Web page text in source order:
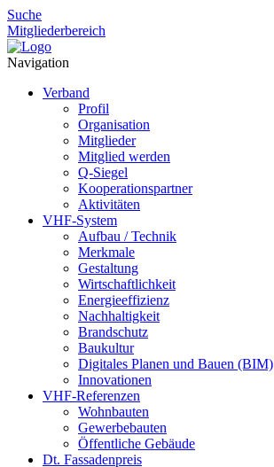
Suche
Mitgliederbereich
Navigation
Verband
Profil
Organisation
Mitglieder
Mitglied werden
Q-Siegel
Kooperationspartner
Aktivitäten
VHF-System
Aufbau / Technik
Merkmale
Gestaltung
Wirtschaftlichkeit
Energieeffizienz
Nachhaltigkeit
Brandschutz
Baukultur
Digitales Planen und Bauen (BIM)
Innovationen
VHF-Referenzen
Wohnbauten
Gewerbebauten
Öffentliche Gebäude
Dt. Fassadenpreis